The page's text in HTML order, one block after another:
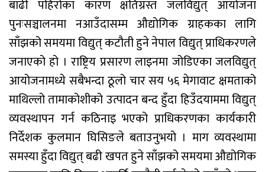
बाढी पहिरोका कारण क्षतिग्रस्त जलविद्युत् आयोजना
पुनःसञ्चालनमा नआउँदासम्म औद्योगिक ग्राहकका लागि
साँझको समयमा विद्युत् कटौती हुने नेपाल विद्युत् प्राधिकरणले
जनाएको हो । राष्ट्रिय प्रसारण लाइनमा जोडिएका जलविद्युत्
आयोजनामध्ये सबैभन्दा ठूलो चार सय ५६ मेगावाट क्षमताको
माथिल्लो तामाकोशीको उत्पादन बन्द हुँदा हिउँदयाममा विद्युत्
व्यवस्थापन गर्न कठिनाइ भएको प्राधिकरणका कार्यकारी
निर्देशक कुलमान घिसिङले बताउनुभयो । माग व्यवस्थामा
समस्या हुँदा विद्युत् बढी खपत हुने साँझको समयमा औद्योगिक